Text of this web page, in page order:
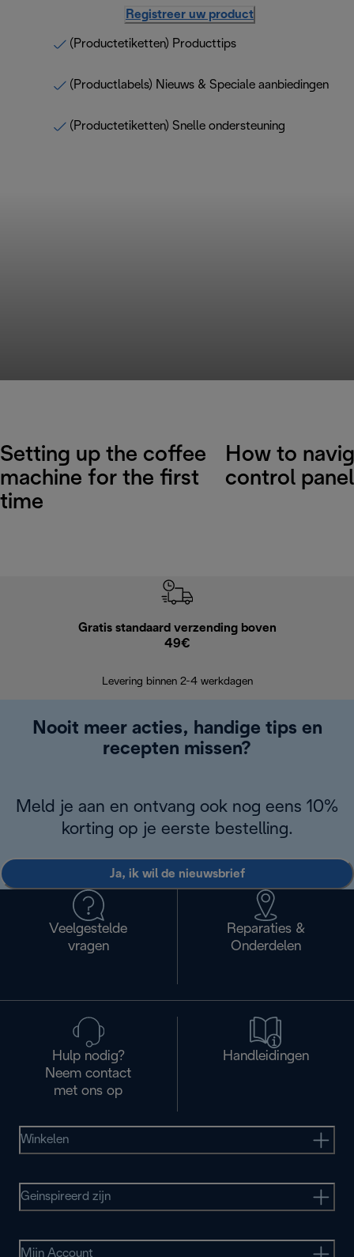
Registreer uw product
(Productetiketten) Producttips
(Productlabels) Nieuws & Speciale aanbiedingen
(Productetiketten) Snelle ondersteuning
Setting up the coffee
machine for the first
time
How to
control panel
Gratis standaard verzending boven
49€
Levering binnen 2-4 werkdagen
Nooit meer acties, handige tips en
recepten missen?
Meld je aan en ontvang ook nog eens 10%
korting op je eerste bestelling.
Ja, ik wil de nieuwsbrief
Veelgestelde
vragen
Reparaties &
Onderdelen
Hulp nodig?
Neem contact
met ons op
Handleidingen
Winkelen
Geinspireerd zijn
Mijn Account